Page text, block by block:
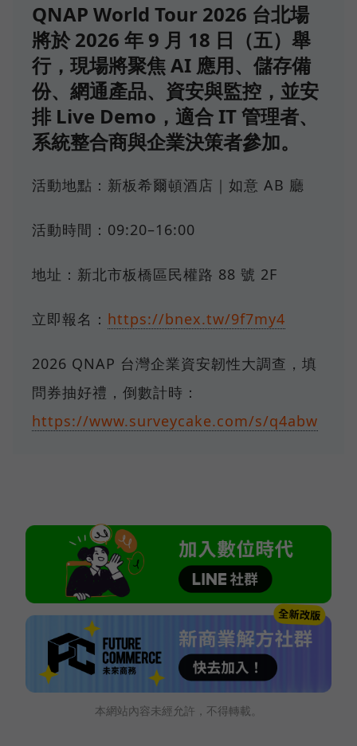
QNAP World Tour 2026 台北場
將於 2026 年 9 月 18 日（五）舉
行，現場將聚焦 AI 應用、儲存備
份、網通產品、資安與監控，並安
排 Live Demo，適合 IT 管理者、
系統整合商與企業決策者參加。
活動地點：新板希爾頓酒店｜如意 AB 廳
活動時間：09:20–16:00
地址：新北市板橋區民權路 88 號 2F
立即報名： https://bnex.tw/9f7my4
2026 QNAP 台灣企業資安韌性大調查，填
問券抽好禮，倒數計時：
https://www.surveycake.com/s/q4abw
本網站內容未經允許，不得轉載。